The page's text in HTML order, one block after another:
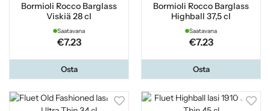
Bormioli Rocco Barglass
Viskiä 28 cl
Saatavana
€7.23
Osta
Bormioli Rocco Barglass
Highball 37,5 cl
Saatavana
€7.23
Osta